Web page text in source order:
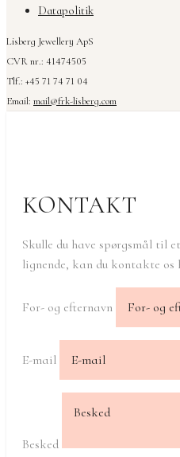
Datapolitik
Lisberg Jewellery ApS
CVR nr.: 41474505
Tlf.: +45 71 74 71 04
Email: mail@frk-lisberg.com
KONTAKT
Skulle du have spørgsmål til
lignende, kan du kontakte os
For- og efternavn
E-mail
Besked